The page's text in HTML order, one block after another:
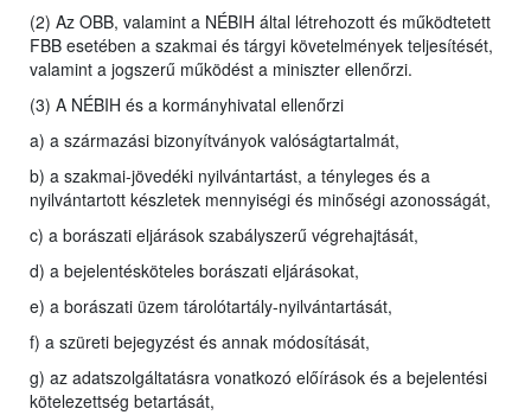
(2) Az OBB, valamint a NÉBIH által létrehozott és működtetett
FBB esetében a szakmai és tárgyi követelmények teljesítését,
valamint a jogszerű működést a miniszter ellenőrzi.
(3) A NÉBIH és a kormányhivatal ellenőrzi
a) a származási bizonyítványok valóságtartalmát,
b) a szakmai-jövedéki nyilvántartást, a tényleges és a
nyilvántartott készletek mennyiségi és minőségi azonosságát,
c) a borászati eljárások szabályszerű végrehajtását,
d) a bejelentésköteles borászati eljárásokat,
e) a borászati üzem tárolótartály-nyilvántartását,
f) a szüreti bejegyzést és annak módosítását,
g) az adatszolgáltatásra vonatkozó előírások és a bejelentési
kötelezettség betartását,